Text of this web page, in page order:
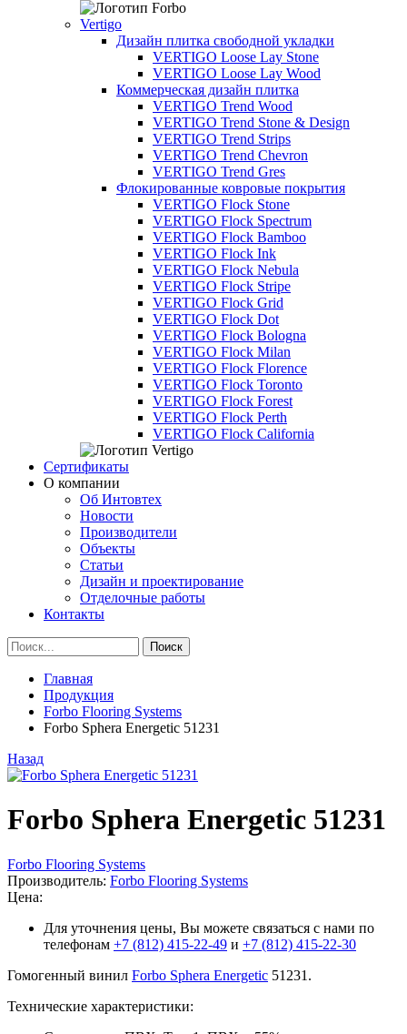
Vertigo
Дизайн плитка свободной укладки
VERTIGO Loose Lay Stone
VERTIGO Loose Lay Wood
Коммерческая дизайн плитка
VERTIGO Trend Wood
VERTIGO Trend Stone & Design
VERTIGO Trend Strips
VERTIGO Trend Chevron
VERTIGO Trend Gres
Флокированные ковровые покрытия
VERTIGO Flock Stone
VERTIGO Flock Spectrum
VERTIGO Flock Bamboo
VERTIGO Flock Ink
VERTIGO Flock Nebula
VERTIGO Flock Stripe
VERTIGO Flock Grid
VERTIGO Flock Dot
VERTIGO Flock Bologna
VERTIGO Flock Milan
VERTIGO Flock Florence
VERTIGO Flock Toronto
VERTIGO Flock Forest
VERTIGO Flock Perth
VERTIGO Flock California
Сертификаты
О компании
Об Интовтех
Новости
Производители
Объекты
Статьи
Дизайн и проектирование
Отделочные работы
Контакты
Главная
Продукция
Forbo Flooring Systems
Forbo Sphera Energetic 51231
Назад
Forbo Sphera Energetic 51231
Forbo Flooring Systems
Производитель: Forbo Flooring Systems
Цена:
Для уточнения цены, Вы можете связаться с нами по
телефонам +7 (812) 415-22-49 и +7 (812) 415-22-30
Гомогенный винил Forbo Sphera Energetic 51231.
Технические характеристики: